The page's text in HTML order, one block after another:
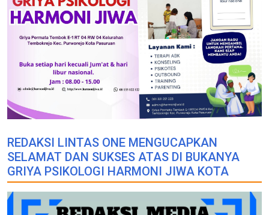
REDAKSI LINTAS ONE MENGUCAPKAN
SELAMAT DAN SUKSES ATAS DI BUKANYA
GRIYA PSIKOLOGI HARMONI JIWA KOTA